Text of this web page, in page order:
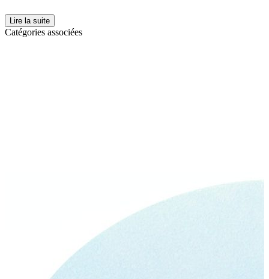
Lire la suite
Catégories associées